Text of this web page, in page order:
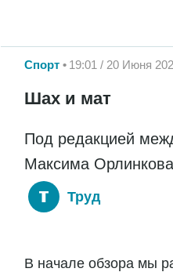
Спорт 19:01 / 20 Июня
Шах и мат
Под редакцией
Максима Орлинкова
Труд
В начале обзора мы